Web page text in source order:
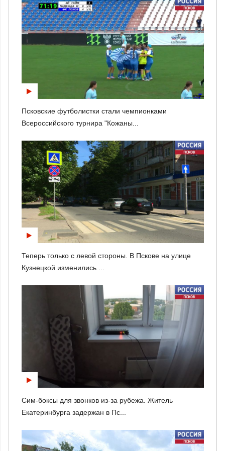
Псковские футболистки стали чемпионками
Всероссийского турнира "Кожаны...
Теперь только с левой стороны. В Пскове на улице
Кузнецкой изменились ...
Сим-боксы для звонков из-за рубежа. Житель
Екатеринбурга задержан в Пс...